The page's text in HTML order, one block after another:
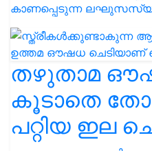
കാണപ്പെടുന്ന
തഴുതാമ
കൂടാതെ
പറ്റിയ ഇല